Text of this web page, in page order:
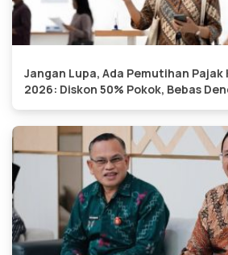
Jangan Lupa, Ada Pemutihan
2026: Diskon 50% Pokok, Bebas